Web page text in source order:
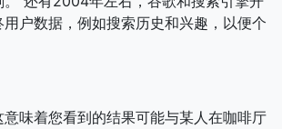
户数据，例如搜索历史和兴趣，以便个
味着您看到的结果可能与某人在咖啡厅